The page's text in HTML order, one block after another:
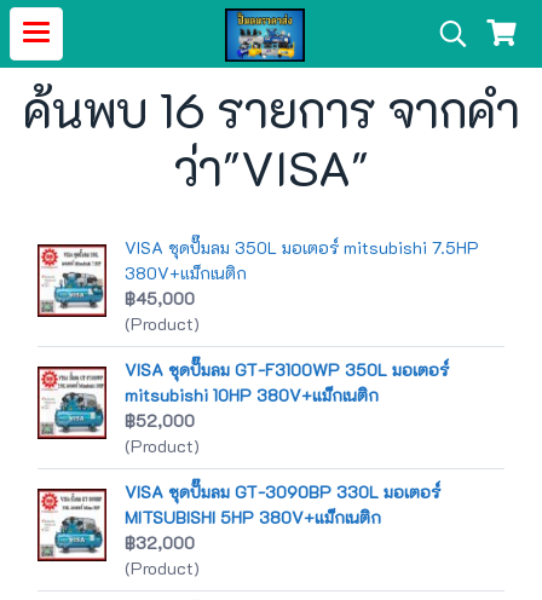
ค้นพบ 16 รายการ จากคำ
ว่า"VISA"
VISA ชุดปั๊มลม 350L มอเตอร์ mitsubishi 7.5HP
380V+แม็กเนติก
฿45,000
(Product)
VISA ชุดปั๊มลม GT-F3100WP 350L มอเตอร์
mitsubishi 10HP 380V+แม็กเนติก
฿52,000
(Product)
VISA ชุดปั๊มลม GT-3090BP 330L มอเตอร์
MITSUBISHI 5HP 380V+แม็กเนติก
฿32,000
(Product)